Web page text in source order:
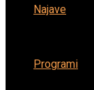
Najave
Programi